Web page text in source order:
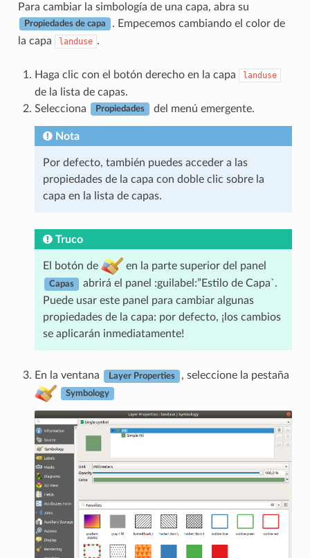
Para cambiar la simbología de una capa, abra su
Propiedades de capa
. Empecemos cambiando el color de
la capa
landuse .
Haga clic con el botón derecho en la capa landuse
de la lista de capas.
Selecciona
Propiedades del menú emergente.
Nota
Por defecto, también puedes acceder a las
propiedades de la capa con doble clic sobre la
capa en la lista de capas.
Truco
El botón de en la parte superior del panel
Capas
abrirá el panel :guilabel:”Estilo de Capa`.
Puede usar este panel para cambiar algunas
propiedades de la capa: por defecto, ¡los cambios
se aplicarán inmediatamente!
En la ventana Layer Properties , seleccione la pestaña
Symbology